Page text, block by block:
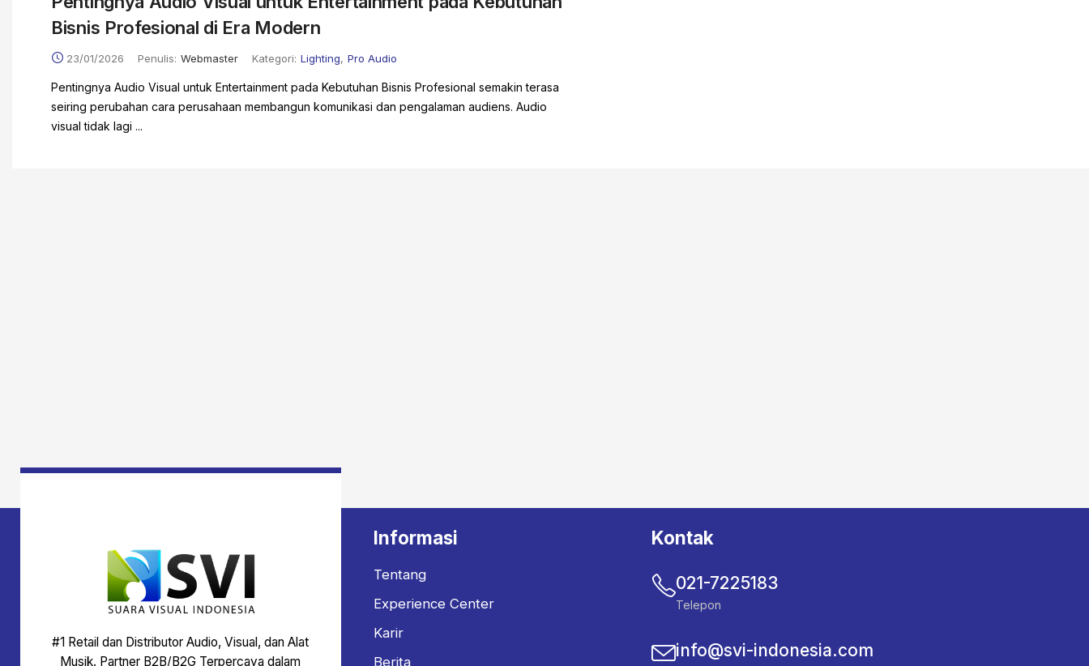
Bisnis Profesional di Era Modern
23/01/2026 Penulis: Webmaster Kategori: Lighting, Pro Audio
Pentingnya Audio Visual untuk Entertainment pada Kebutuhan Bisnis Profesional semakin terasa
seiring perubahan cara perusahaan membangun komunikasi dan pengalaman audiens. Audio
visual tidak lagi ...
#1 Retail dan Distributor Audio, Visual, dan Alat
Musik. Partner B2B/B2G Terpercaya dalam
Informasi
Tentang
Experience Center
Karir
Berita
Kontak
021-7225183
Telepon
info@svi-indonesia.com